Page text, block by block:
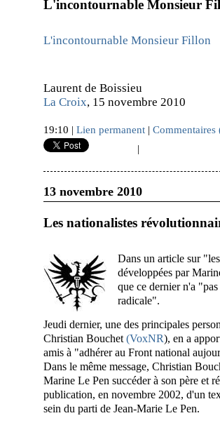
L'incontournable Monsieur
L'incontournable Monsieur Fillon
Laurent de Boissieu
La Croix, 15 novembre 2010
19:10 | Lien permanent | Commentaires
|
13 novembre 2010
Les nationalistes
Dans un article sur "
développées par
que ce dernier n'a
radicale".
Jeudi dernier, une des principales
Christian Bouchet(VoxNR), en a
amis à "adhérer au Front national
Dans le même message, Christian
Marine Le Pen succéder à son père et
publication, en novembre 2002, d'un
sein du parti de Jean-Marie Le Pen.